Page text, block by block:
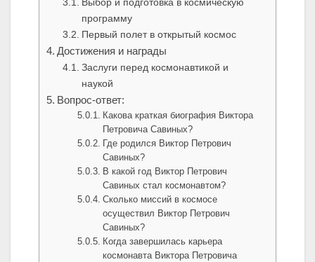
Выбор и подготовка в космическую
программу
Первый полет в открытый космос
Достижения и награды
Заслуги перед космонавтикой и
наукой
Вопрос-ответ:
Какова краткая биография Виктора
Петровича Савиных?
Где родился Виктор Петрович
Савиных?
В какой год Виктор Петрович
Савиных стал космонавтом?
Сколько миссий в космосе
осуществил Виктор Петрович
Савиных?
Когда завершилась карьера
космонавта Виктора Петровича